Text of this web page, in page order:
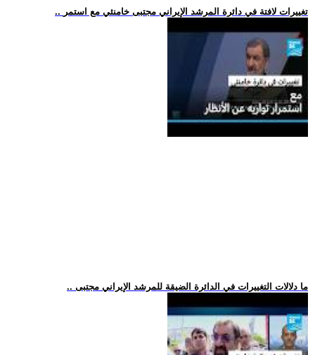
.. تغييرات لافتة في دائرة المرشد الإيراني مجتبى خامنئي مع استمر
.. ما دلالات التغييرات في الدائرة الضيقة للمرشد الإيراني مجتبى